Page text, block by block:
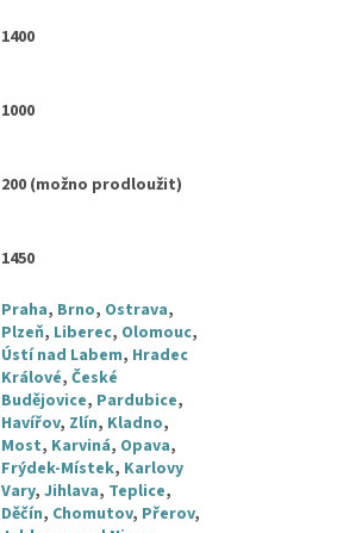
1400
1000
200 (možno prodloužit)
1450
Praha, Brno, Ostrava,
Plzeň, Liberec, Olomouc,
Ústí nad Labem, Hradec
Králové,České
Budějovice, Pardubice,
Havířov, Zlín, Kladno,
Most, Karviná, Opava,
Frýdek-Místek, Karlovy
Vary,Jihlava, Teplice,
Děčín, Chomutov, Přerov,